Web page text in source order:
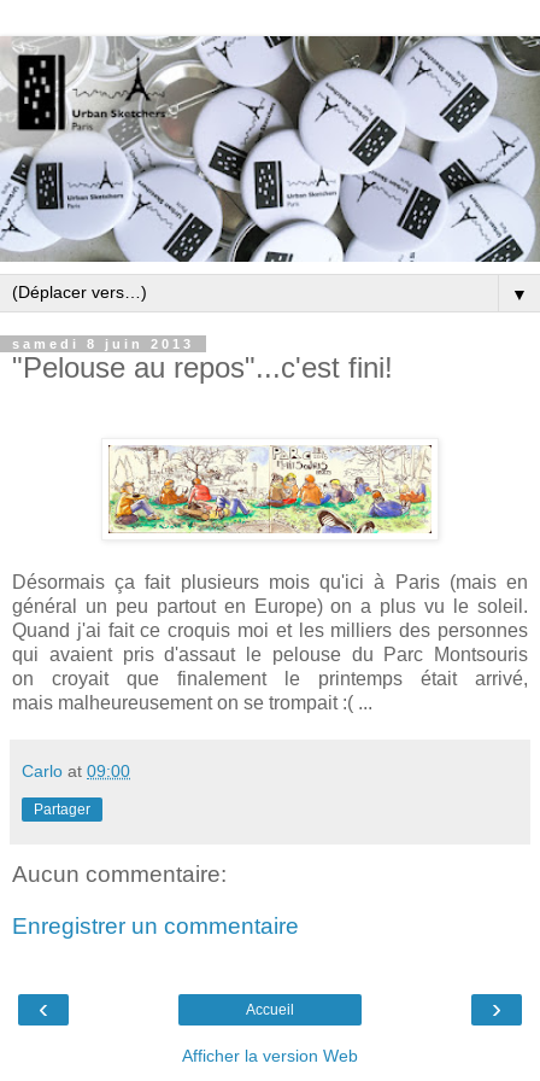
▼
samedi 8 juin 2013
"Pelouse au repos"...c'est fini!
Désormais ça fait plusieurs mois qu'ici à Paris (mais en
général un peu partout en Europe) on a plus vu le soleil.
Quand j'ai fait ce croquis moi et les milliers des personnes
qui avaient pris d'assaut le pelouse du Parc Montsouris
on croyait que finalement le printemps était arrivé,
mais malheureusement on se trompait :( ...
Carlo at 09:00
Partager
Aucun commentaire:
Enregistrer un commentaire
‹ ›
Accueil
Afficher la version Web